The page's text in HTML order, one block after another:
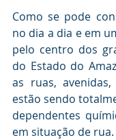
Como se pode
no dia a dia e em
pelo centro dos
do Estado do
as ruas,
estão sendo
dependentes
em situação de rua.